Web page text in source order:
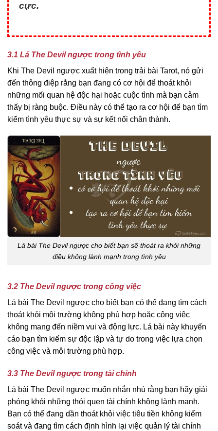
cực.
3.1 Lá The Devil ngược trong tình yêu
Khi The Devil ngược xuất hiện trong trải bài Tarot, nó gửi
đến thông điệp rằng bạn đang có cơ hội để thoát khỏi
những mối quan hệ độc hại hoặc cuộc tình mà bạn cảm
thấy bị ràng buộc. Điều này có thể tạo ra cơ hội để bạn tìm
kiếm tình yêu thực sự và sự kết nối chân thành.
Lá bài The Devil ngược cho biết bạn sẽ thoát ra khỏi những
điều không lành mạnh trong tình yêu
3.2 The Devil ngược trong công việc
Lá bài The Devil ngược cho biết bạn có thể đang tìm cách
thoát khỏi môi trường không phù hợp hoặc công việc
không mang đến niềm vui và động lực. Lá bài này khuyến
cáo bạn tìm kiếm sự độc lập và tự do trong việc lựa chọn
công việc và môi trường phù hợp.
3.3 The Devil ngược trong tài chính
Lá bài The Devil ngược muốn nhắn nhủ rằng bạn hãy giải
phóng khỏi những thói quen tài chính không lành mạnh.
Bạn có thể đang dần thoát khỏi việc tiêu tiền không kiểm
soát và đang tìm cách định hình lại việc quản lý tài chính